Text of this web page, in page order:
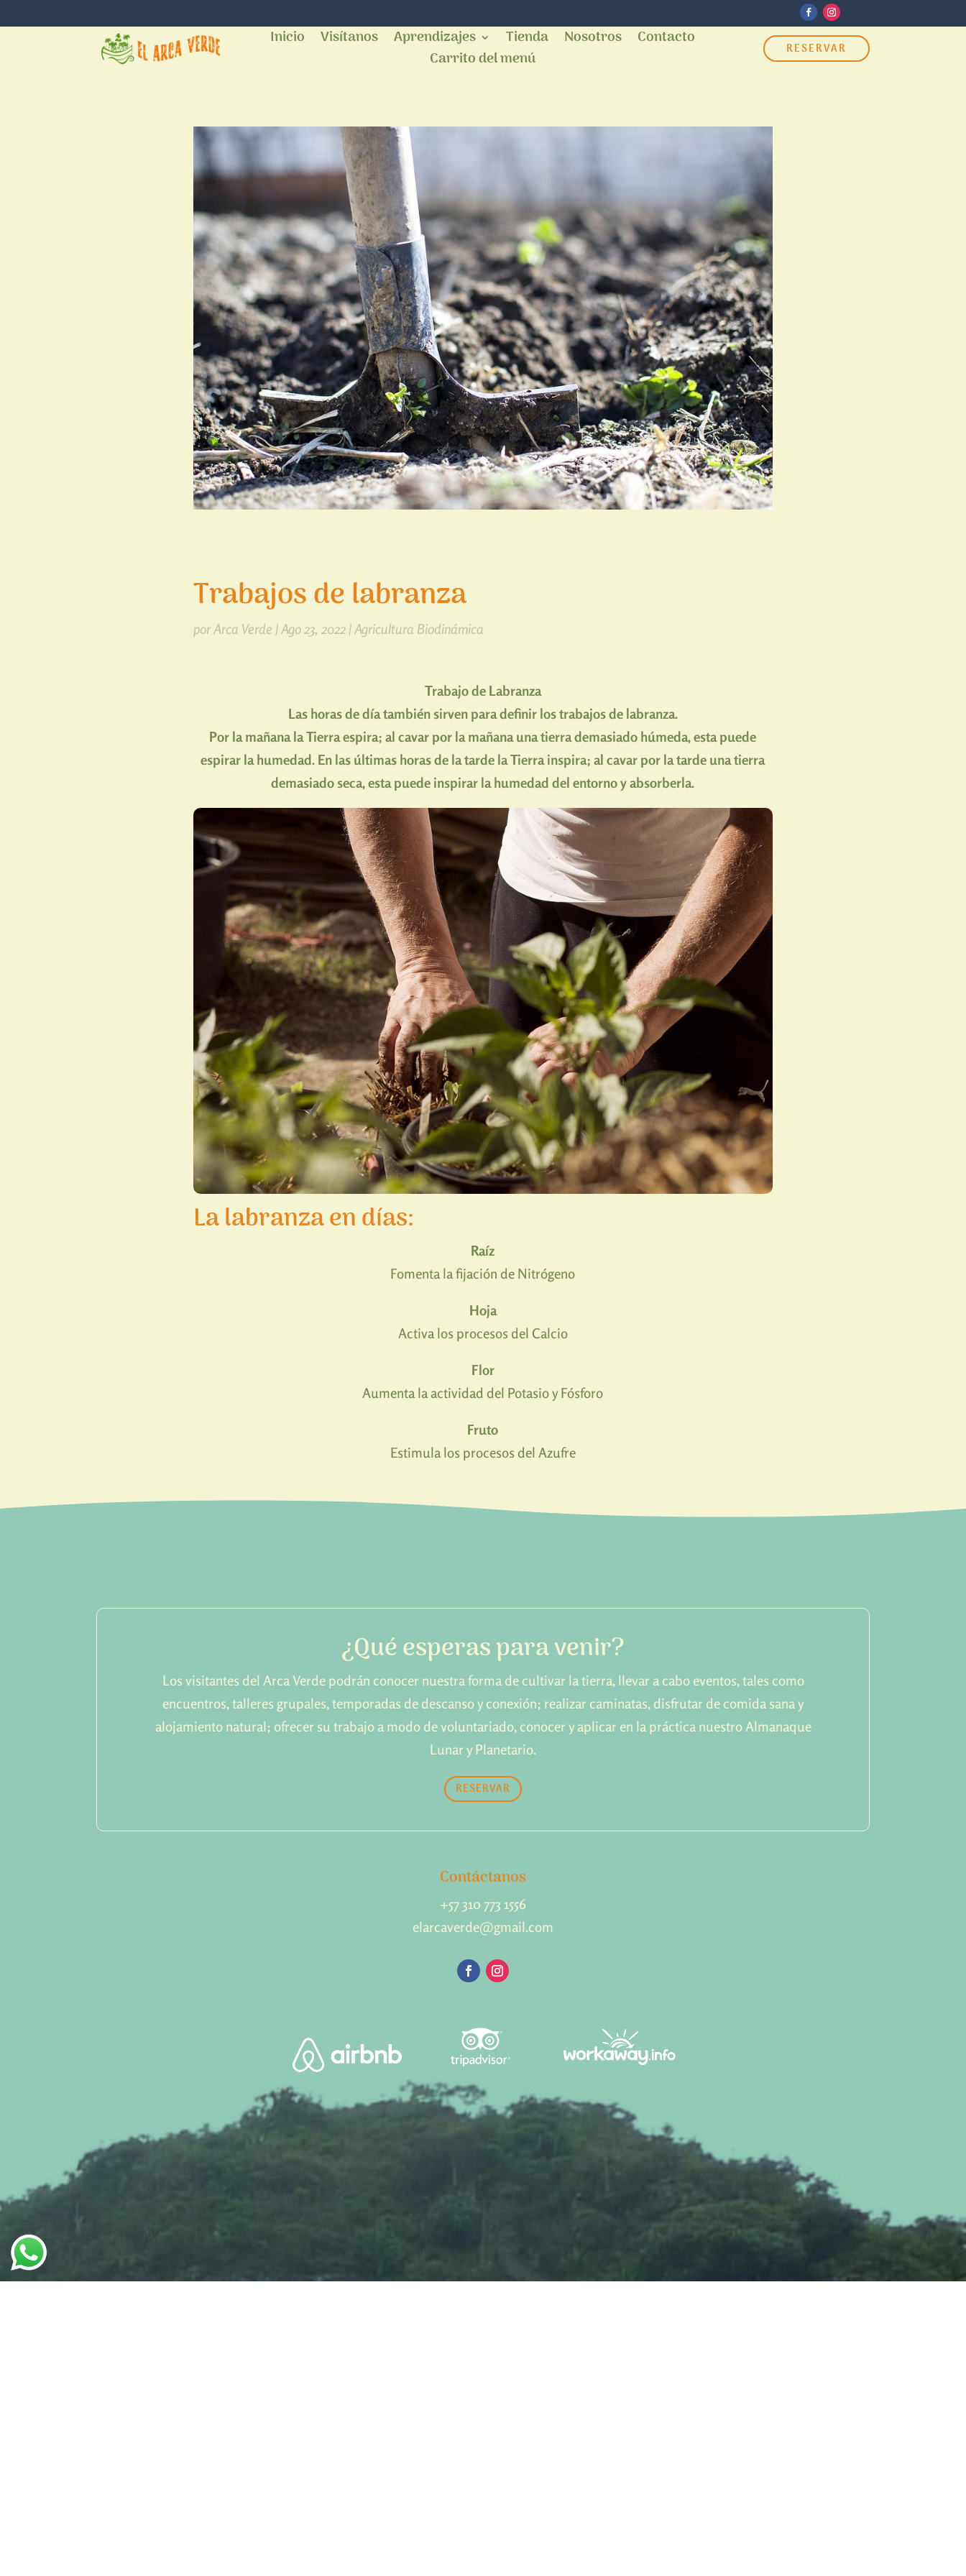
Inicio Visítanos Aprendizajes Tienda Nosotros
Contacto
Carrito del menú
RESERVAR
Trabajos de labranza
porArca Verde |Ago 23, 2022|Agricultura Biodinámica
Trabajo de Labranza
Las horas de día también sirven para definir los trabajos de labranza.
Por la mañana la Tierra espira; al cavar por la mañana una tierra demasiado húmeda, esta puede
espirar la humedad. En las últimas horas de la tarde la Tierra inspira; al cavar por la tarde una tierra
demasiado seca, esta puede inspirar la humedad del entorno y absorberla.
La labranza en días:
Raíz
Fomenta la fijación de Nitrógeno
Hoja
Activa los procesos del Calcio
Flor
Aumenta la actividad del Potasio y Fósforo
Fruto
Estimula los procesos del Azufre
¿Qué esperas para venir?
Los visitantes del Arca Verde podrán conocer nuestra forma de cultivar la tierra, llevar a cabo eventos, tales como
encuentros, talleres grupales, temporadas de descanso y conexión; realizar caminatas, disfrutar de comida sana y
alojamiento natural; ofrecer su trabajo a modo de voluntariado, conocer y aplicar en la práctica nuestro Almanaque
Lunar y Planetario.
RESERVAR
Contáctanos
+57 310 773 1556
elarcaverde@gmail.com